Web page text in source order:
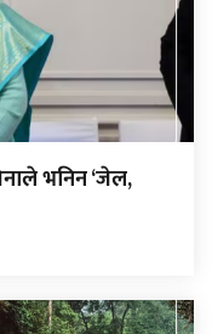
भनिन ‘जेल,